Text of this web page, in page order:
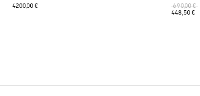
4200,00 €
690,00 €
448,50 €